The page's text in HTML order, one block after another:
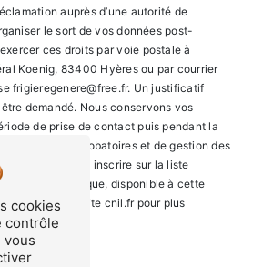
auprès d’une autorité de
le sort de vos données post-
ces droits par voie postale à
Koenig, 83400 Hyères ou par courrier
frigieregenere@free.fr. Un justificatif
demandé. Nous conservons vos
de prise de contact puis pendant la
aux fins probatoires et de gestion des
le droit de vous inscrire sur la liste
téléphonique, disponible à cette
. Consultez le site cnil.fr pour plus
droits.
cookies
contrôle
vous